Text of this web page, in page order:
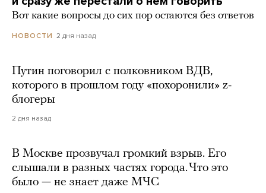
Вот какие вопросы до сих пор остаются без ответов
НОВОСТИ 2 дня назад
Путин поговорил с полковником ВДВ,
которого в прошлом году «похоронили» z-
блогеры
2 дня назад
В Москве прозвучал громкий взрыв. Его
слышали в разных частях города. Что это
было — не знает даже МЧС